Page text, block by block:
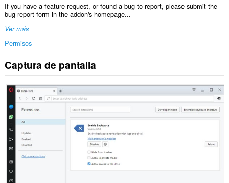
If you have a feature request, or found a bug to report, please submit the
bug report form in the addon's homepage...
Ver más
Permisos
Esta
extensión
acceder
tus
datos
en
todos
los
sitios
web.
Captura de pantalla